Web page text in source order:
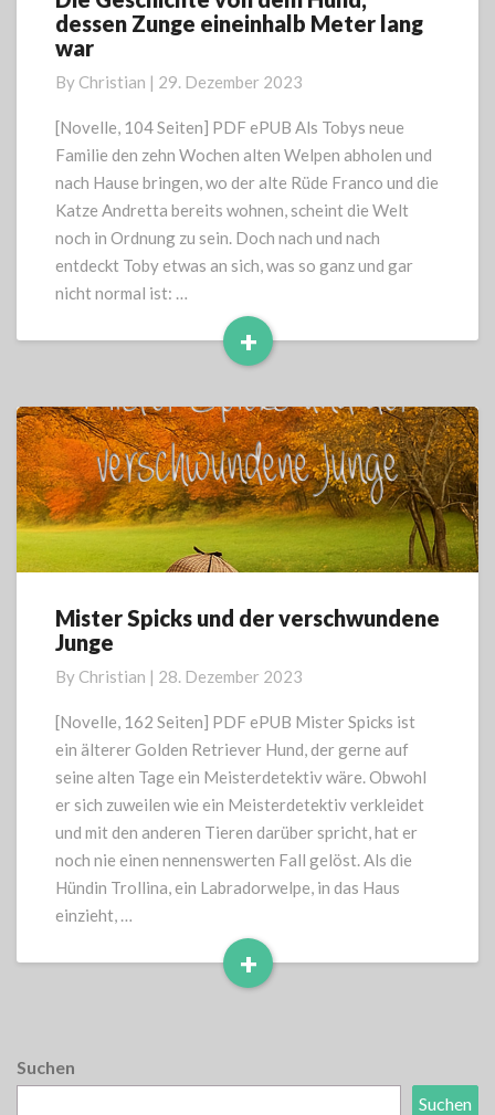
Geschichte
von
Hund,
dessen
Zunge
eineinhalb
Meter
lang
war
dessen Zunge eineinhalb Meter lang
war
By Christian | 29. Dezember 2023
[Novelle, 104 Seiten] PDF ePUB Als Tobys neue
Familie den zehn Wochen alten Welpen abholen und
nach Hause bringen, wo der alte Rüde Franco und die
Katze Andretta bereits wohnen, scheint die Welt
noch in Ordnung zu sein. Doch nach und nach
entdeckt Toby etwas an sich, was so ganz und gar
nicht normal ist: …
+
Read
Mister
Spicks
der
verschwundene
Junge
Mister Spicks und der verschwundene
Junge
By Christian | 28. Dezember 2023
[Novelle, 162 Seiten] PDF ePUB Mister Spicks ist
ein älterer Golden Retriever Hund, der gerne auf
seine alten Tage ein Meisterdetektiv wäre. Obwohl
er sich zuweilen wie ein Meisterdetektiv verkleidet
und mit den anderen Tieren darüber spricht, hat er
noch nie einen nennenswerten Fall gelöst. Als die
Hündin Trollina, ein Labradorwelpe, in das Haus
einzieht, …
+
Read
Suchen
Suchen